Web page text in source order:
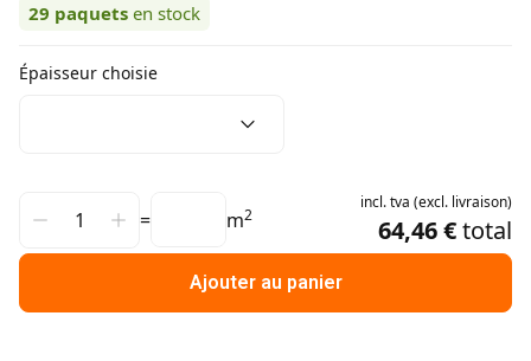
29 paquets en stock
Épaisseur choisie
= m2
incl.tva (excl. livraison)
64,46 €total
Ajouter au panier